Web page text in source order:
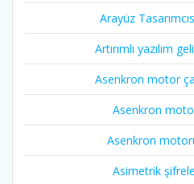
Arayüz
Artırımlı yazılım
Asenkron motor
Asenkron
Asenkron
Asimetrik